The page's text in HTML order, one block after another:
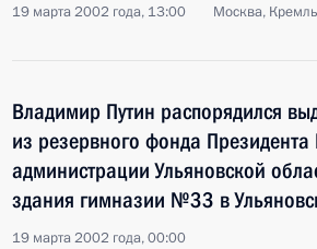
19 марта 2002 года, 13:00 Москва, Кремль
Владимир Путин распорядился
из резервного фонда
администрации Ульяновской
здания гимназии №33 в
19 марта 2002 года, 00:00